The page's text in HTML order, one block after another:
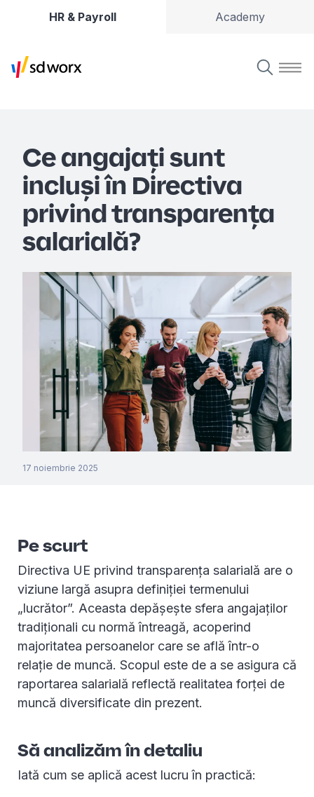
HR & Payroll Academy
Ce angajați sunt
incluși în Directiva
privind transparența
salarială?
17 noiembrie 2025
Pe scurt
Directiva UE privind transparența salarială are o
viziune largă asupra definiției termenului
„lucrător”. Aceasta depășește sfera angajaților
tradiționali cu normă întreagă, acoperind
majoritatea persoanelor care se află într-o
relație de muncă. Scopul este de a se asigura că
raportarea salarială reflectă realitatea forței de
muncă diversificate din prezent.
Să analizăm în detaliu
Iată cum se aplică acest lucru în practică: